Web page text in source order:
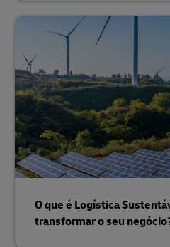
O que é Logística
transformar o seu